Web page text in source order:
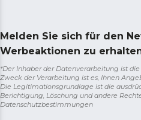
Melden Sie sich für den
Werbeaktionen zu
*Der Inhaber der Datenverarbeitung ist die
Zweck der Verarbeitung ist es, Ihnen
Die Legitimationsgrundlage ist die
Berichtigung, Löschung und andere
Datenschutzbestimmungen